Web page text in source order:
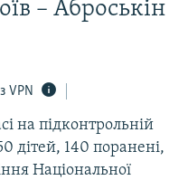
– Аброськін
VPN
на підконтрольній
дітей, 140 поранені,
Національної